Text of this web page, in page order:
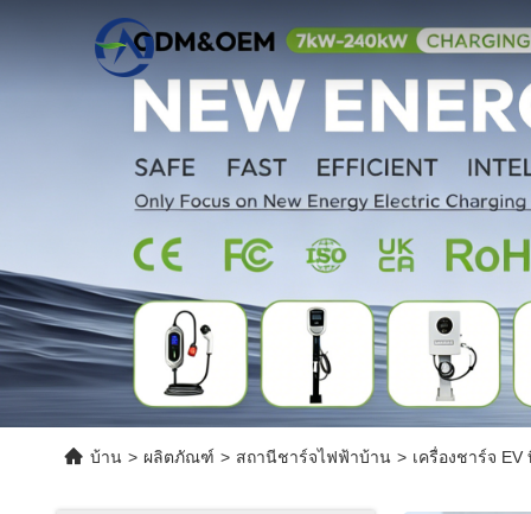
บ้าน > ผลิตภัณฑ์ > สถานีชาร์จไฟฟ้าบ้าน > เครื่องชาร์จ